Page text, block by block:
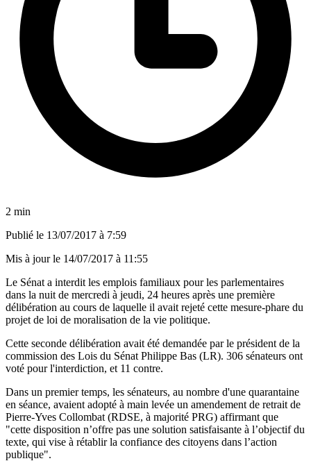
2 min
Publié le 13/07/2017 à 7:59
Mis à jour le 14/07/2017 à 11:55
Le Sénat a interdit les emplois familiaux pour les parlementaires
dans la nuit de mercredi à jeudi, 24 heures après une première
délibération au cours de laquelle il avait rejeté cette mesure-phare du
projet de loi de moralisation de la vie politique.
Cette seconde délibération avait été demandée par le président de la
commission des Lois du Sénat Philippe Bas (LR). 306 sénateurs ont
voté pour l'interdiction, et 11 contre.
Dans un premier temps, les sénateurs, au nombre d'une quarantaine
en séance, avaient adopté à main levée un amendement de retrait de
Pierre-Yves Collombat (RDSE, à majorité PRG) affirmant que
"cette disposition n’offre pas une solution satisfaisante à l’objectif du
texte, qui vise à rétablir la confiance des citoyens dans l’action
publique".